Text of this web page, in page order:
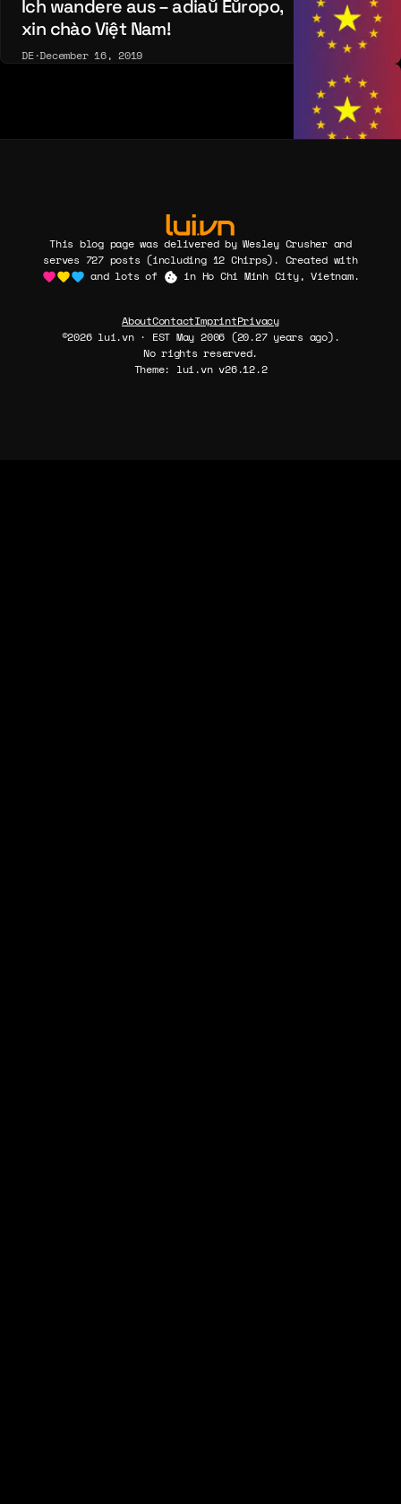
Ich wandere aus – adiaŭ Eŭropo,
xin chào Việt Nam!
DE·December 16, 2019
This blog page was delivered by Wesley Crusher and
serves 727 posts (including 12 Chirps). Created with
and lots of
in Ho Chi Minh City, Vietnam.
AboutContactImprintPrivacy
©2026 lui.vn · EST May 2006 (20.27 years ago).
No rights reserved.
Theme: lui.vn v26.12.2